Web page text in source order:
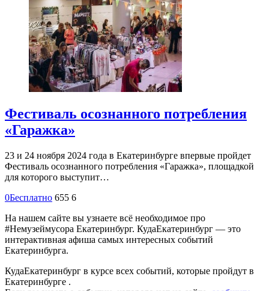
Фестиваль осознанного потребления
«Гаражка»
23 и 24 ноября 2024 года в Екатеринбурге впервые пройдет
Фестиваль осознанного потребления «Гаражка», площадкой
для которого выступит…
0Бесплатно 655 6
На нашем сайте вы узнаете всё необходимое про
#Немузеймусора Екатеринбург. КудаЕкатеринбург — это
интерактивная афиша самых интересных событий
Екатеринбурга.
КудаЕкатеринбург в курсе всех событий, которые пройдут в
Екатеринбурге .